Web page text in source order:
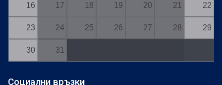
16 17 18 19 20 21 22
23 24 25 26 27 28 29
30 31
Социални връзки